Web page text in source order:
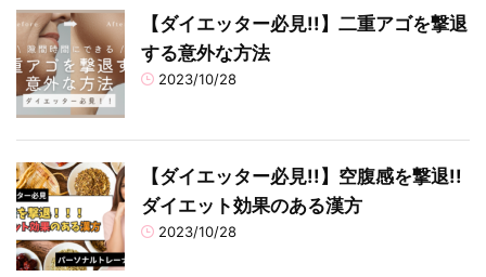
【ダイエッター必見!!】二重アゴを撃退
する意外な方法
2023/10/28
【ダイエッター必見!!】空腹感を撃退!!
ダイエット効果のある漢方
2023/10/28